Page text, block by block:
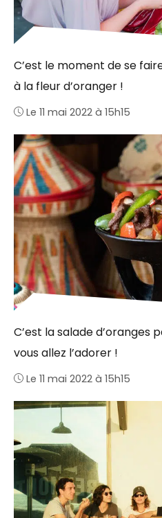
C’est le moment de se
à la fleur d’oranger !
Le 11 mai 2022 à 15h15
C’est la salade d’oranges
vous allez l’adorer !
Le 11 mai 2022 à 15h15